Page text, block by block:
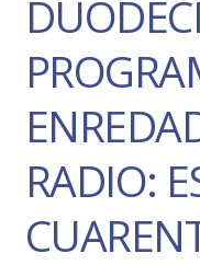
RADIO: